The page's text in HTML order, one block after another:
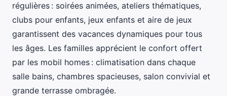
régulières : soirées animées, ateliers thématiques,
clubs pour enfants, jeux enfants et aire de jeux
garantissent des vacances dynamiques pour tous
les âges. Les familles apprécient le confort offert
par les mobil homes : climatisation dans chaque
salle bains, chambres spacieuses, salon convivial et
grande terrasse ombragée.